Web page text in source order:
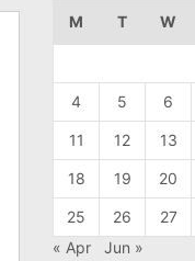
M T W
4 5 6
11 12 13
18 19 20
25 26 27
« Apr
Jun »